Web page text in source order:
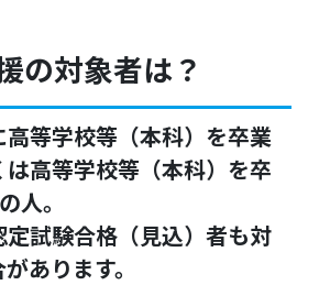
の対象者は？
等学校等（本科）を卒業
高等学校等（本科）を卒
人。
定試験合格（見込）者も対
あります。